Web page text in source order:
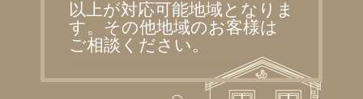
以上が対応可能地域となりま
す。その他地域のお客様は
ご相談ください。